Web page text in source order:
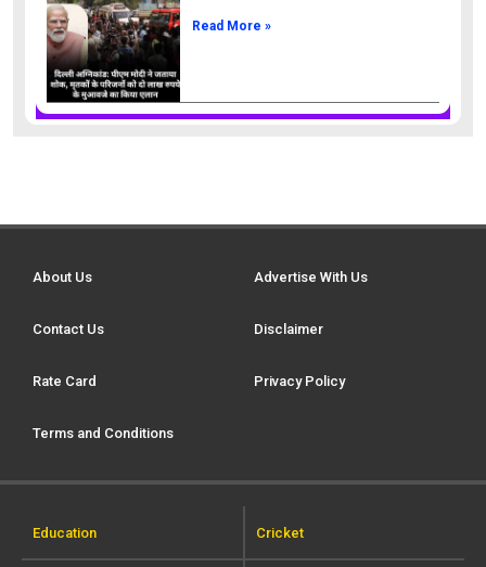
Read More »
About Us Advertise With Us
Contact Us Disclaimer
Rate Card Privacy Policy
Terms and Conditions
Education Cricket